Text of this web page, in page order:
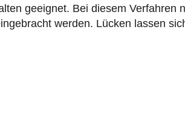
geeignet. Bei diesem Verfahren
werden. Lücken lassen